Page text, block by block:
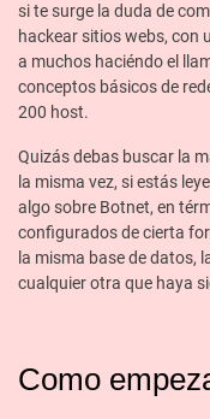
si te surge la duda de
hackear sitios webs, con
a muchos haciéndo el
conceptos básicos de
200 host.
Quizás debas buscar la
la misma vez, si estás
algo sobre Botnet, en
configurados de cierta
la misma base de datos,
cualquier otra que haya
Como